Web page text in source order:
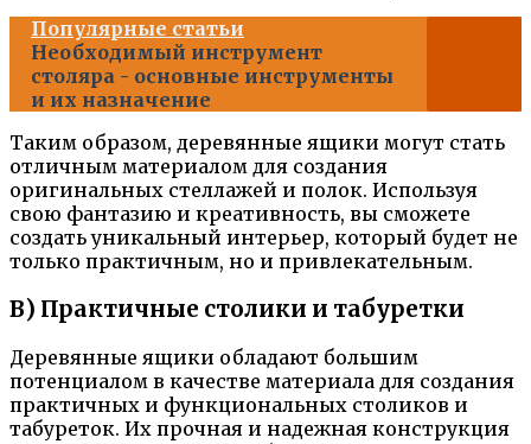
Популярные статьи
Необходимый инструмент
столяра - основные инструменты
и их назначение
Таким образом, деревянные ящики могут стать
отличным материалом для создания
оригинальных стеллажей и полок. Используя
свою фантазию и креативность, вы сможете
создать уникальный интерьер, который будет не
только практичным, но и привлекательным.
В) Практичные столики и табуретки
Деревянные ящики обладают большим
потенциалом в качестве материала для создания
практичных и функциональных столиков и
табуреток. Их прочная и надежная конструкция